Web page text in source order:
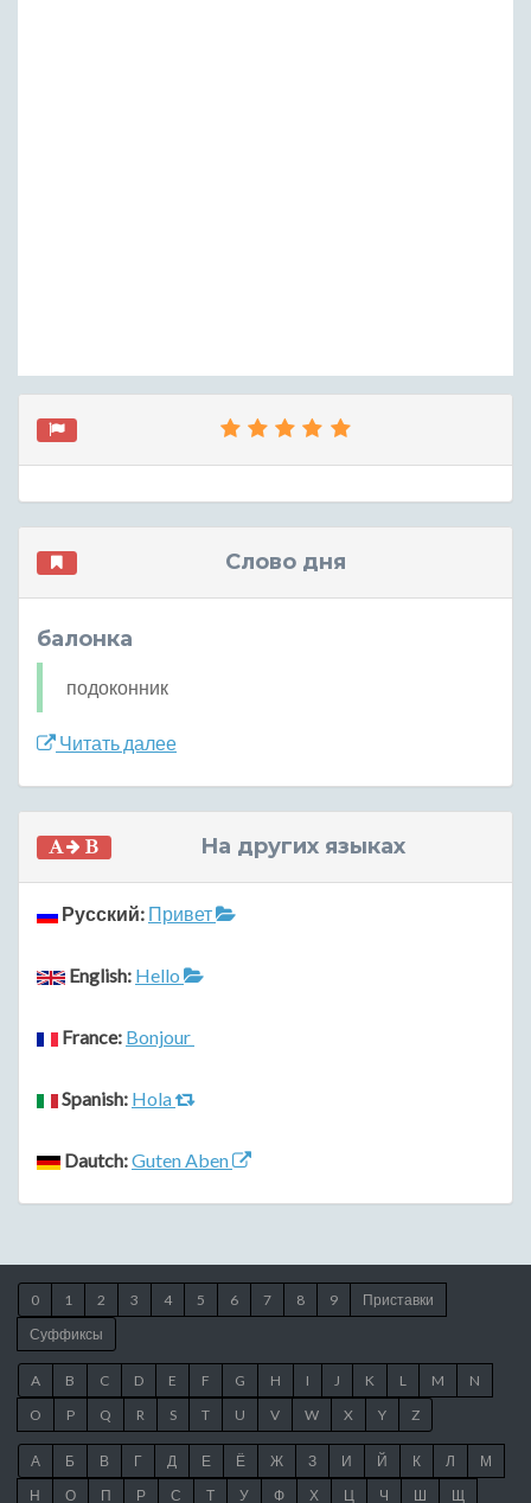
Слово дня
балонка
подоконник
Читать далее
На других языках
Русский: Привет
English: Hello
France: Bonjour
Spanish: Hola
Dautch:Guten Aben
0 1 2 3 4 5 6 7 8 9
Приставки
Суффиксы
A B C D E F G H I J K L M
N
O
P Q R S T U V W X Y Z
А Б В Г Д Е Ё Ж З И Й К Л
М
Н
О П Р С Т У Ф Х Ц Ч Ш Щ